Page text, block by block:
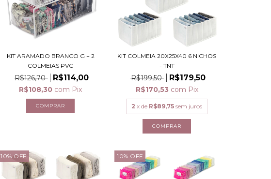
KIT ARAMADO BRANCO G + 2
COLMEIAS PVC
R$126,70 R$114,00
R$108,30 com Pix
KIT COLMEIA 20X25X40 6 NICHOS
- TNT
R$199,50 R$179,50
R$170,53 com Pix
2 x de R$89,75 sem juros
10% OFF 10% OFF